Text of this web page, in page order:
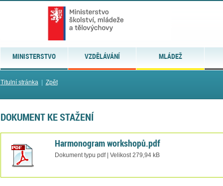
MINISTERSTVO VZDĚLÁVÁNÍ MLÁDEŽ
Titulní stránka| Zpět
DOKUMENT KE STAŽENÍ
Harmonogram workshopů.pdf
Dokument typu pdf | Velikost 279,94 kB